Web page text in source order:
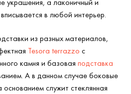
украшения, а лаконичный и
в любой интерьер.
из разных материалов,
Tesora terrazzo с
камня и базовая подставка
А в данном случае боковые
служит стеклянная